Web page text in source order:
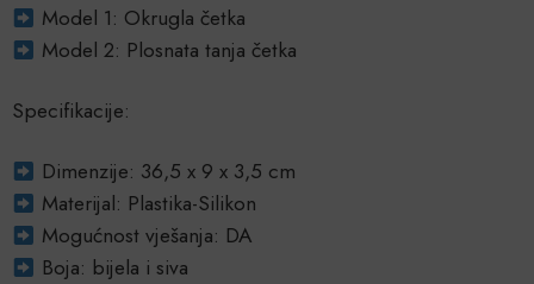
Model 1: Okrugla četka
Model 2: Plosnata tanja četka
Specifikacije:
Dimenzije: 36,5 x 9 x 3,5 cm
Materijal: Plastika-Silikon
Mogućnost vješanja: DA
Boja: bijela i siva